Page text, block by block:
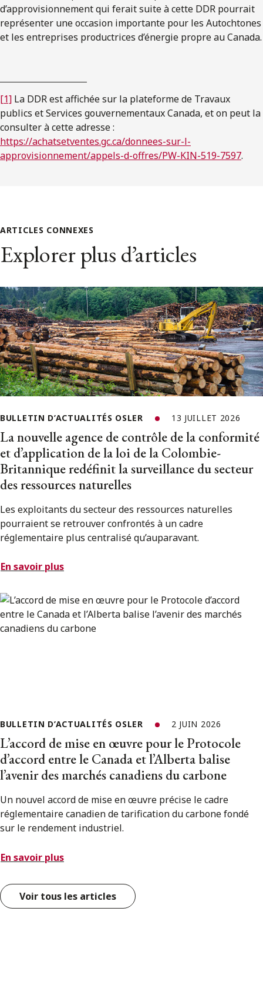
d’approvisionnement qui ferait suite à cette DDR pourrait
représenter une occasion importante pour les Autochtones
et les entreprises productrices d’énergie propre au Canada.
[1] La DDR est affichée sur la plateforme de Travaux
publics et Services gouvernementaux Canada, et on peut la
consulter à cette adresse :
https://achatsetventes.gc.ca/donnees-sur-l-
approvisionnement/appels-d-offres/PW-KIN-519-7597.
ARTICLES CONNEXES
Explorer plus d’articles
BULLETIN D’ACTUALITÉS OSLER 13 JUILLET 2026
La nouvelle agence de contrôle de la conformité
et d’application de la loi de la Colombie-
Britannique redéfinit la surveillance du secteur
des ressources naturelles
Les exploitants du secteur des ressources naturelles
pourraient se retrouver confrontés à un cadre
réglementaire plus centralisé qu’auparavant.
En savoir plus
BULLETIN D’ACTUALITÉS OSLER 2 JUIN 2026
L’accord de mise en œuvre pour le Protocole
d’accord entre le Canada et l’Alberta balise
l’avenir des marchés canadiens du carbone
Un nouvel accord de mise en œuvre précise le cadre
réglementaire canadien de tarification du carbone fondé
sur le rendement industriel.
En savoir plus
Voir tous les articles